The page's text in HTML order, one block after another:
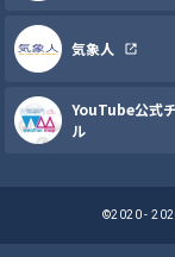
気象人
YouTube公式
ル
©2020 -